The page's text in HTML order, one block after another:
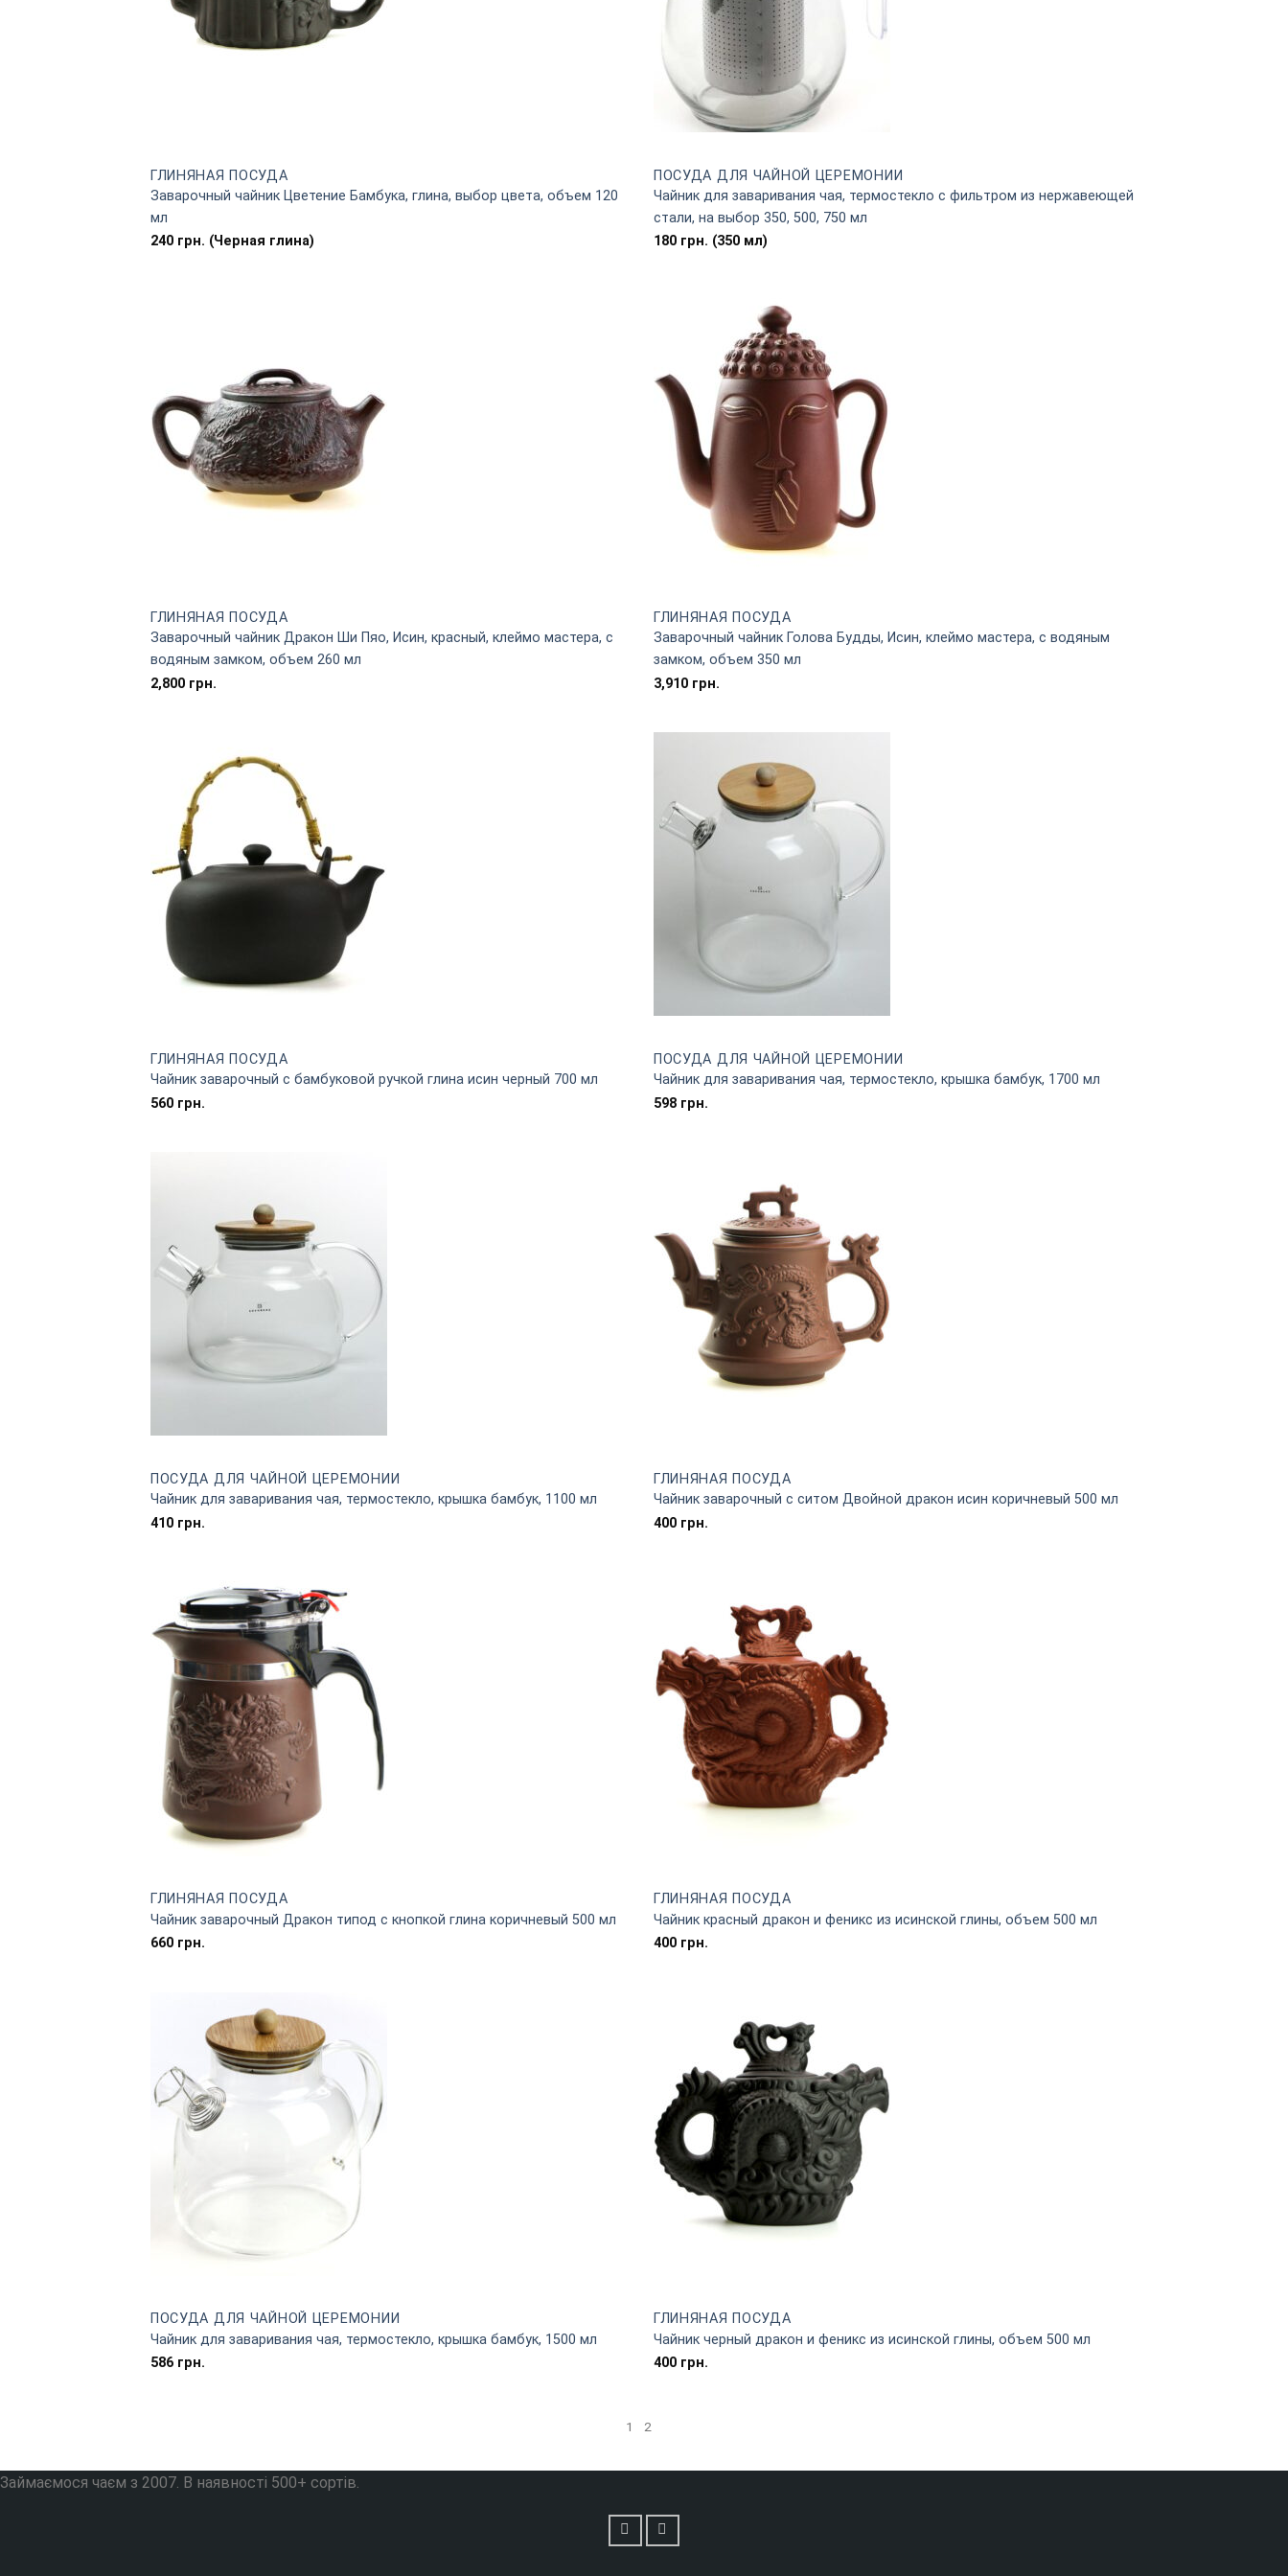
ГЛИНЯНАЯ ПОСУДА
Заварочный чайник Цветение Бамбука, глина, выбор цвета, объем 120
мл
240грн. (Черная глина)
ПОСУДА ДЛЯ ЧАЙНОЙ ЦЕРЕМОНИИ
Чайник для заваривания чая, термостекло с фильтром из нержавеющей
стали, на выбор 350, 500, 750 мл
180грн. (350 мл)
ГЛИНЯНАЯ ПОСУДА
Заварочный чайник Дракон Ши Пяо, Исин, красный, клеймо мастера, с
водяным замком, объем 260 мл
2,800грн.
ГЛИНЯНАЯ ПОСУДА
Заварочный чайник Голова Будды, Исин, клеймо мастера, с водяным
замком, объем 350 мл
3,910грн.
ГЛИНЯНАЯ ПОСУДА
Чайник заварочный с бамбуковой ручкой глина исин черный 700 мл
560грн.
ПОСУДА ДЛЯ ЧАЙНОЙ ЦЕРЕМОНИИ
Чайник для заваривания чая, термостекло, крышка бамбук, 1700 мл
598грн.
ПОСУДА ДЛЯ ЧАЙНОЙ ЦЕРЕМОНИИ
Чайник для заваривания чая, термостекло, крышка бамбук, 1100 мл
410грн.
ГЛИНЯНАЯ ПОСУДА
Чайник заварочный с ситом Двойной дракон исин коричневый 500 мл
400грн.
ГЛИНЯНАЯ ПОСУДА
Чайник заварочный Дракон типод с кнопкой глина коричневый 500 мл
660грн.
ГЛИНЯНАЯ ПОСУДА
Чайник красный дракон и феникс из исинской глины, объем 500 мл
400грн.
ПОСУДА ДЛЯ ЧАЙНОЙ ЦЕРЕМОНИИ
Чайник для заваривания чая, термостекло, крышка бамбук, 1500 мл
586грн.
ГЛИНЯНАЯ ПОСУДА
Чайник черный дракон и феникс из исинской глины, объем 500 мл
400грн.
1 2
Займаємося чаєм з 2007. В наявності 500+ сортів.